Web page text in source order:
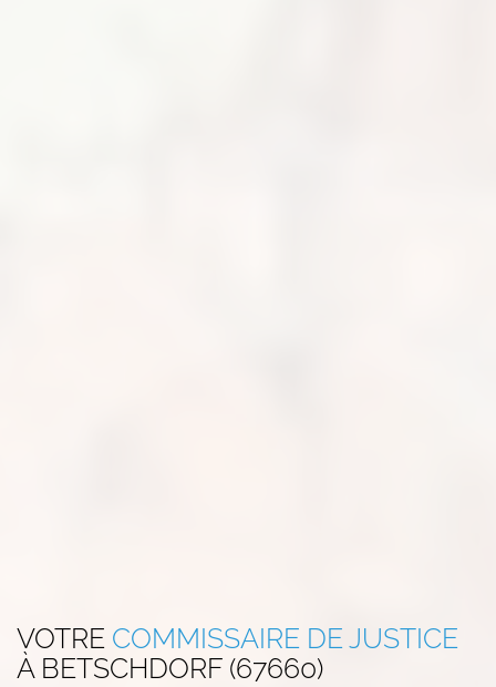
VOTRE COMMISSAIRE DE JUSTICE
À BETSCHDORF (67660)